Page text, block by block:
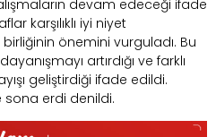
devam edeceği ifade
karşılıklı iyi niyet
önemini vurguladı. Bu
artırdığı ve farklı
geliştirdiği ifade edildi.
erdi denildi.